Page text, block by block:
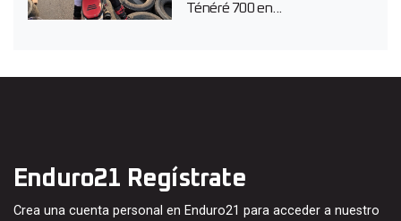
Ténéré 700 en...
Enduro21 Regístrate
Crea una cuenta personal en Enduro21 para acceder a nuestro